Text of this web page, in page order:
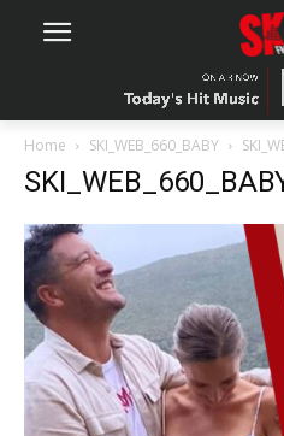
Home SKI_WEB_660_BABY